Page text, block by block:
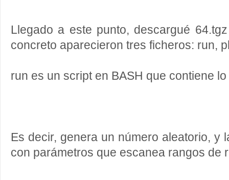
Llegado a este punto, descargué
concreto aparecieron tres ficheros: run,
run es un script en BASH que contiene
Es decir, genera un número aleatorio, y
con parámetros que escanea rangos de